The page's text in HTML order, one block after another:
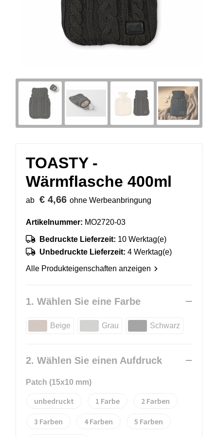
TOASTY -
Wärmflasche 400ml
ab € 4,66 ohne Werbeanbringung
Artikelnummer: MO2720-03
Bedruckte Lieferzeit: 10 Werktag(e)
Unbedruckte Lieferzeit: 4 Werktag(e)
Alle Produkteigenschaften anzeigen
1. Wählen Sie eine Farbe
Beige Grau Schwarz
2. Wählen Sie einen Aufdruck
Patch (15x10 mm)
unbedruckt 1 2
3 4 5